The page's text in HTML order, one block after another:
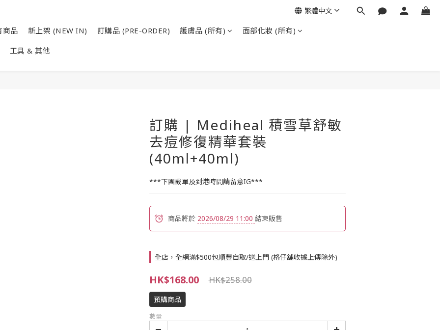
商品 新上架 (NEW IN) 訂購品 (PRE-ORDER) 護膚品 (所有) 面部化妝 (所有)
工具 & 其他
繁體中文
訂購 | Mediheal 積雪草舒敏
去痘修復精華套裝
(40ml+40ml)
***下團截單及到港時間請留意IG***
商品將於 2026/08/29 11:00 結束販售
全店，全網滿$500包順豐自取/送上門 (格仔舖收據上傳除外)
HK$168.00 HK$258.00
預購商品
數量